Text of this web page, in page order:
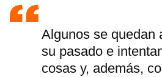
Algunos se quedan
su pasado e
cosas y, además,